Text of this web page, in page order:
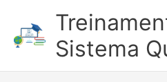
Sistema